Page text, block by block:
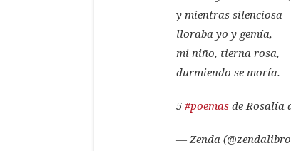
y mientras silenciosa
lloraba yo y gemía,
mi niño, tierna rosa,
durmiendo se moría.
5 #poemas de Rosalía
— Zenda